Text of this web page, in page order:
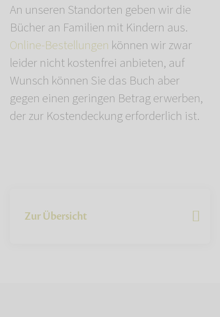
An unseren Standorten geben wir die
Bücher an Familien mit Kindern aus.
Online-Bestellungen können wir zwar
leider nicht kostenfrei anbieten, auf
Wunsch können Sie das Buch aber
gegen einen geringen Betrag erwerben,
der zur Kostendeckung erforderlich ist.
Zur Übersicht